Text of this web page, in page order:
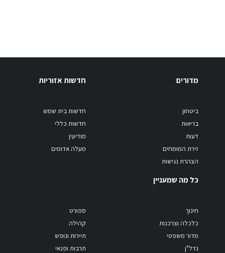
מדורים
ביטחון
בריאות
דעות
זירת המומחים
הצהרת נגישות
חדשות אזוריות
חדשות בית שמש
חדשות כללי
מודיעין
מעלה אדומים
כל מה שמעניין
חינוך
כלכלה וצרכנות
מדור משפטי
נדל"ן
ספורט
קהילה
תיירות ונופש
תרבות ופנאי